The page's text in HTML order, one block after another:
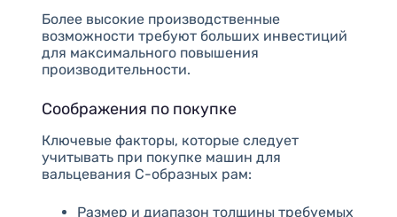
Более высокие производственные
возможности требуют больших инвестиций
для максимального повышения
производительности.
Соображения по покупке
Ключевые факторы, которые следует
учитывать при покупке машин для
вальцевания C-образных рам:
Размер и диапазон толщины требуемых